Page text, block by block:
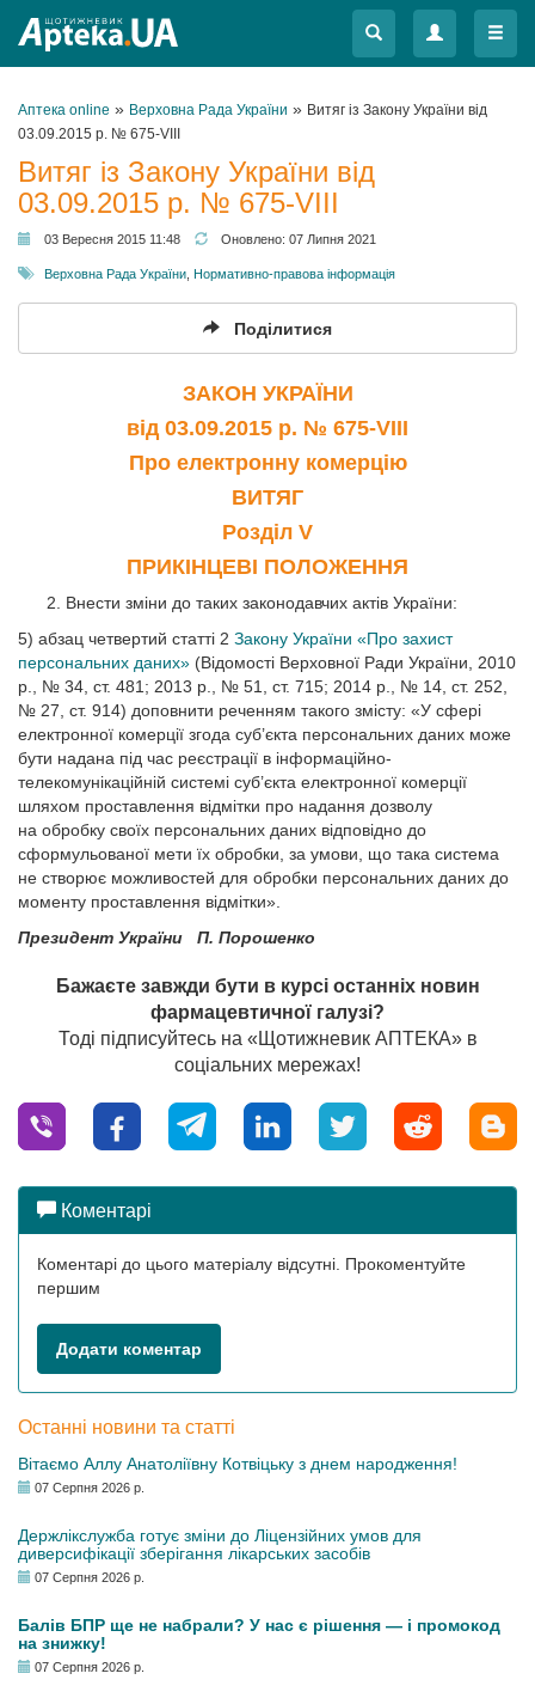
Меню
Меню
Аптека online » Верховна Рада України » Витяг із Закону України від
03.09.2015 р. № 675-VIII
Витяг із Закону України від
03.09.2015 р. № 675-VIII
03 Вересня 2015 11:48 Оновлено: 07 Липня 2021
Верховна Рада України Нормативно-правова інформація
Поділитися
ЗАКОН УКРАЇНИ
від 03.09.2015 р. № 675-VIII
Про електронну комерцію
ВИТЯГ
Розділ V
ПРИКІНЦЕВІ ПОЛОЖЕННЯ
Внести зміни до таких законодавчих актів України:
5) абзац четвертий статті 2 Закону України «Про захист
персональних даних» (Відомості Верховної Ради України, 2010
р., № 34, ст. 481; 2013 р., № 51, ст. 715; 2014 р., № 14, ст. 252,
№ 27, ст. 914) доповнити реченням такого змісту: «У сфері
електронної комерції згода суб’єкта персональних даних може
бути надана під час реєстрації в інформаційно-
телекомунікаційній системі суб’єкта електронної комерції
шляхом проставлення відмітки про надання дозволу
на обробку своїх персональних даних відповідно до
сформульованої мети їх обробки, за умови, що така система
не створює можливостей для обробки персональних даних до
моменту проставлення відмітки».
Президент України П. Порошенко
Бажаєте завжди бути в курсі останніх новин
фармацевтичної галузі?
Тоді підписуйтесь на «Щотижневик АПТЕКА» в
соціальних мережах!
Коментарі
Коментарі до цього матеріалу відсутні. Прокоментуйте
першим
Додати коментар
Останні новини та статті
Вітаємо Аллу Анатоліївну Котвіцьку з днем народження!
07 Серпня 2026 р.
Держлікслужба готує зміни до Ліцензійних умов для
диверсифікації зберігання лікарських засобів
07 Серпня 2026 р.
Балів БПР ще не набрали? У нас є рішення — і промокод
на знижку!
07 Серпня 2026 р.